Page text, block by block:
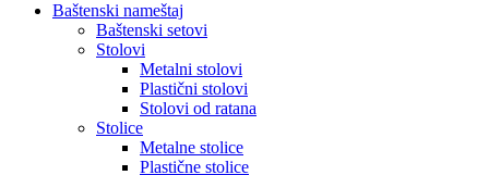
Baštenski nameštaj
Baštenski setovi
Stolovi
Metalni stolovi
Plastični stolovi
Stolovi od ratana
Stolice
Metalne stolice
Plastične stolice